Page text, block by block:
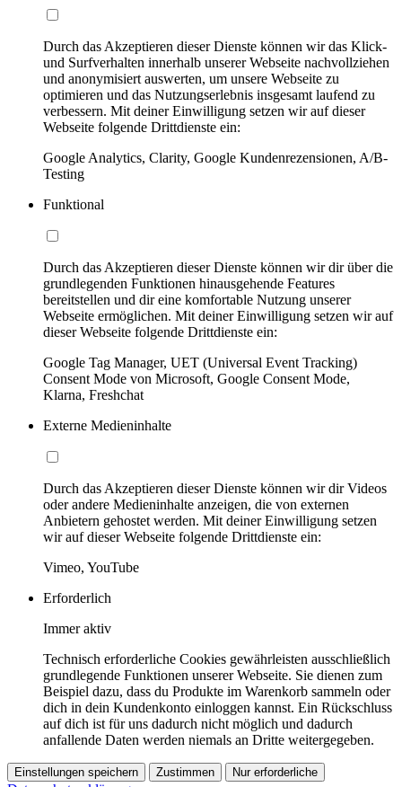
Durch das Akzeptieren dieser Dienste können wir das Klick-
und Surfverhalten innerhalb unserer Webseite nachvollziehen
und anonymisiert auswerten, um unsere Webseite zu
optimieren und das Nutzungserlebnis insgesamt laufend zu
verbessern. Mit deiner Einwilligung setzen wir auf dieser
Webseite folgende Drittdienste ein:
Google Analytics, Clarity, Google Kundenrezensionen, A/B-
Testing
Funktional
Durch das Akzeptieren dieser Dienste können wir dir über die
grundlegenden Funktionen hinausgehende Features
bereitstellen und dir eine komfortable Nutzung unserer
Webseite ermöglichen. Mit deiner Einwilligung setzen wir auf
dieser Webseite folgende Drittdienste ein:
Google Tag Manager, UET (Universal Event Tracking)
Consent Mode von Microsoft, Google Consent Mode,
Klarna, Freshchat
Externe Medieninhalte
Durch das Akzeptieren dieser Dienste können wir dir Videos
oder andere Medieninhalte anzeigen, die von externen
Anbietern gehostet werden. Mit deiner Einwilligung setzen
wir auf dieser Webseite folgende Drittdienste ein:
Vimeo, YouTube
Erforderlich
Immer aktiv
Technisch erforderliche Cookies gewährleisten ausschließlich
grundlegende Funktionen unserer Webseite. Sie dienen zum
Beispiel dazu, dass du Produkte im Warenkorb sammeln oder
dich in dein Kundenkonto einloggen kannst. Ein Rückschluss
auf dich ist für uns dadurch nicht möglich und dadurch
anfallende Daten werden niemals an Dritte weitergegeben.
Einstellungen speichern Zustimmen Nur erforderliche